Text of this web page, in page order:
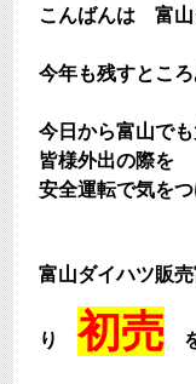
こんばんは 富山
今年も残すとこ
今日から富山で
皆様外出の際を
安全運転で気を
富山ダイハツ販
り初売